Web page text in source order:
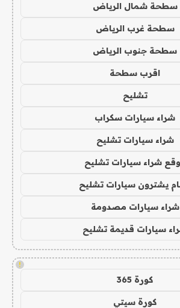
سطحة شمال الرياض
سطحة غرب الرياض
سطحة جنوب الرياض
اقرب سطحة
تشليح
شراء سيارات سكراب
شراء سيارات تشليح
شراء سيارات تشليح
يشترون سيارات تشليح
شراء سيارات مصدومة
سيارات قديمة تشليح
!
كورة 365
كورة سيتي